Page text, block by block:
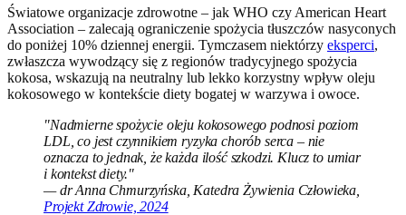
Światowe organizacje zdrowotne – jak WHO czy American Heart
Association – zalecają ograniczenie spożycia tłuszczów nasyconych
do poniżej 10% dziennej energii. Tymczasem niektórzy eksperci,
zwłaszcza wywodzący się z regionów tradycyjnego spożycia
kokosa, wskazują na neutralny lub lekko korzystny wpływ oleju
kokosowego w kontekście diety bogatej w warzywa i owoce.
"Nadmierne spożycie oleju kokosowego podnosi poziom
LDL, co jest czynnikiem ryzyka chorób serca – nie
oznacza to jednak, że każda ilość szkodzi. Klucz to umiar
i kontekst diety."
— dr Anna Chmurzyńska, Katedra Żywienia Człowieka,
Projekt Zdrowie, 2024